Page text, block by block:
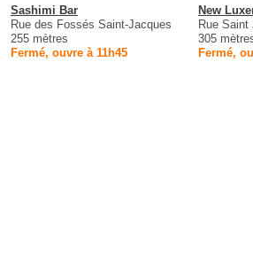
Sashimi Bar
Rue des Fossés Saint-Jacques
255 mètres
Fermé, ouvre à 11h45
New
Rue Saint
305
Fermé,